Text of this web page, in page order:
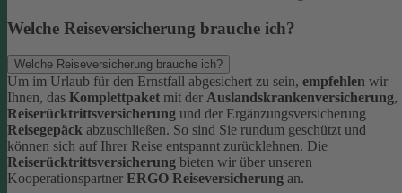
Welche Reiseversicherung brauche ich?
Welche Reiseversicherung brauche ich?
Um im Urlaub für den Ernstfall abgesichert zu sein, empfehlen wir
Ihnen, das Komplettpaket mit der Auslandskrankenversicherung,
Reiserücktrittsversicherung und der Ergänzungsversicherung
Reisegepäck abzuschließen. So sind Sie rundum geschützt und
können sich auf Ihrer Reise entspannt zurücklehnen. Die
Reiserücktrittsversicherung bieten wir über unseren
Kooperationspartner ERGO Reiseversicherung an.